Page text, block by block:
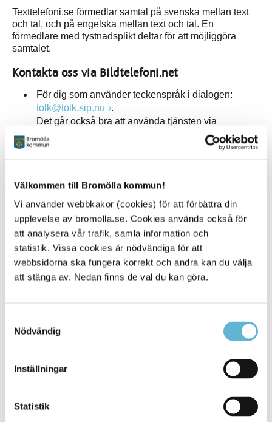
Välkommen till Bromölla kommun!
Vi använder webbkakor (cookies) för att förbättra din
upplevelse av bromolla.se. Cookies används också för
att analysera vår trafik, samla information och
statistik. Vissa cookies är nödvändiga för att
webbsidorna ska fungera korrekt och andra kan du välja
att stänga av. Nedan finns de val du kan göra.
Nödvändig
Inställningar
Statistik
Texttelefoni.se förmedlar samtal på svenska mellan text
och tal, och på engelska mellan text och tal. En
förmedlare med tystnadsplikt deltar för att möjliggöra
samtalet.
Kontakta oss via Bildtelefoni.net
För dig som använder teckenspråk i dialogen:
tolk@tolk.sip.nu
.
Det går också bra att använda tjänsten via
webbappen som nås via
bildtelefoni.net . eller
mobilappen ”Bildtelefoni.net” som finns tillgänglig
teckenspråk i dialogen: 020-28 00 20.
När du kommer fram till tjänsten meddelar du till
vilket telefonnummer eller adress som du vill ringa.
Bildtelefoni.net har öppet dygnet runt, året runt och är
kostnadsfri. Mer information hittar du på
www.bildtelefoni.net
.
Teletal når du på 020-22 11 44. Det är samma
Teletal har öppet vardagar klockan 7.30-20 och helger